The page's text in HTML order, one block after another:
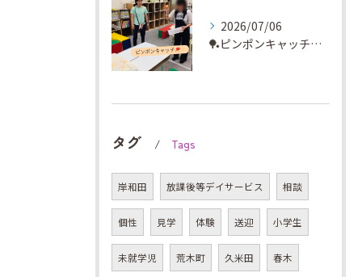
2026/07/06
🏓ピンポンキャッチに挑戦✨
タグ Tags
岸和田 放課後等デイサービス 相談
個性 見学 体験 送迎 小学生
未就学児 荒木町 久米田 春木